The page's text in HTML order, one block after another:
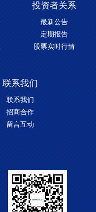
投资者关系
最新公告
定期报告
股票实时行情
联系我们
联系我们
招商合作
留言互动